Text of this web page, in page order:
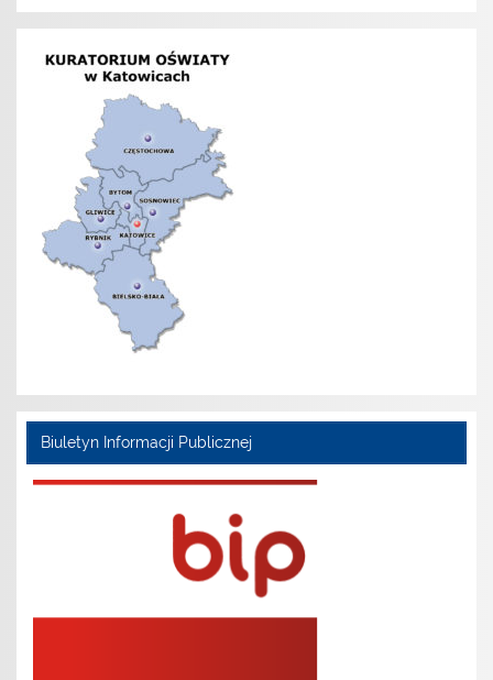
Biuletyn Informacji Publicznej